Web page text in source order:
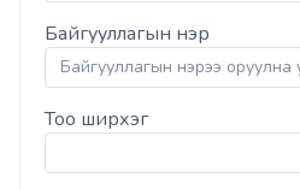
Байгууллагын нэр
Тоо ширхэг